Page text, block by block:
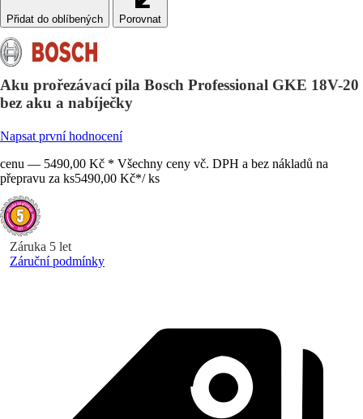
Porovnat
Aku prořezávací pila Bosch Professional GKE 18V-20
bez aku a nabíječky
Napsat první hodnocení
cenu — 5490,00 Kč * Všechny ceny vč. DPH a bez nákladů na
přepravu za ks5490,00 Kč*/ ks
Záruka 5 let
Záruční podmínky